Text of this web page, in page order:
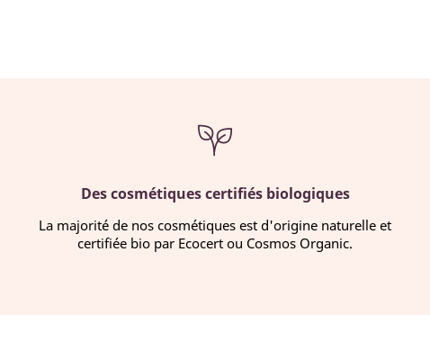
Des cosmétiques certifiés biologiques
La majorité de nos cosmétiques est d'origine naturelle et
certifiée bio par Ecocert ou Cosmos Organic.